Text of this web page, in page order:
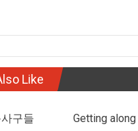
Like
구들 Getting